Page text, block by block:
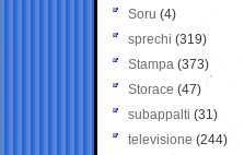
Soru (4)
sprechi (319)
Stampa (373)
Storace (47)
subappalti (31)
televisione(244)